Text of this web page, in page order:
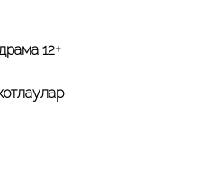
12+